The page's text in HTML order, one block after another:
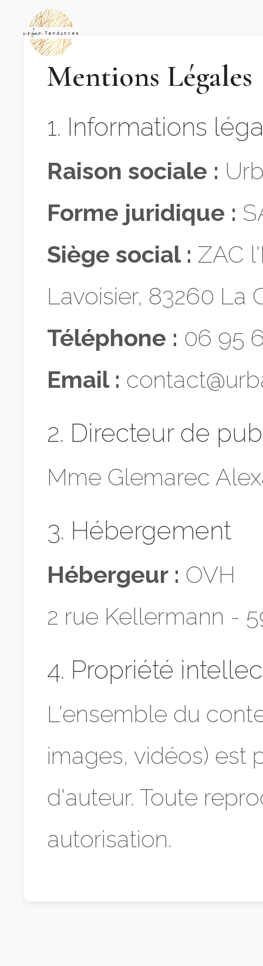
Mentions Légales
1. Informations
Raison sociale :
Forme juridique :
Siège social : ZAC
Lavoisier, 83260 La
Téléphone : 06 95
Email :
2. Directeur de
Mme Glemarec
3. Hébergement
Hébergeur : OVH
2 rue Kellermann -
4. Propriété
L'ensemble du
images, vidéos) est
d'auteur. Toute
autorisation.